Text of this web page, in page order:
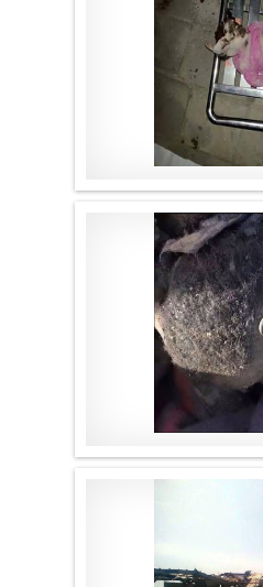
موقع لا الأخباري
.
موقع لا الأخباري
.